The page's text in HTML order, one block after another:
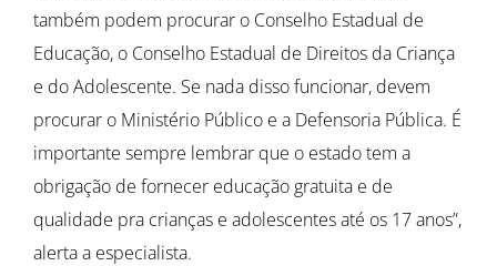
também podem procurar o Conselho Estadual de
Educação, o Conselho Estadual de Direitos da Criança
e do Adolescente. Se nada disso funcionar, devem
procurar o Ministério Público e a Defensoria Pública. É
importante sempre lembrar que o estado tem a
obrigação de fornecer educação gratuita e de
qualidade pra crianças e adolescentes até os 17 anos”,
alerta a especialista.